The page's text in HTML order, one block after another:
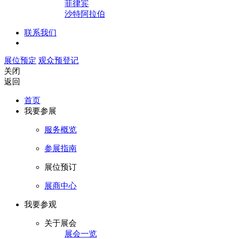
菲律宾
沙特阿拉伯
联系我们
展位预定 观众预登记
关闭
返回
首页
我要参展
服务概览
参展指南
展位预订
展商中心
我要参观
关于展会
展会一览